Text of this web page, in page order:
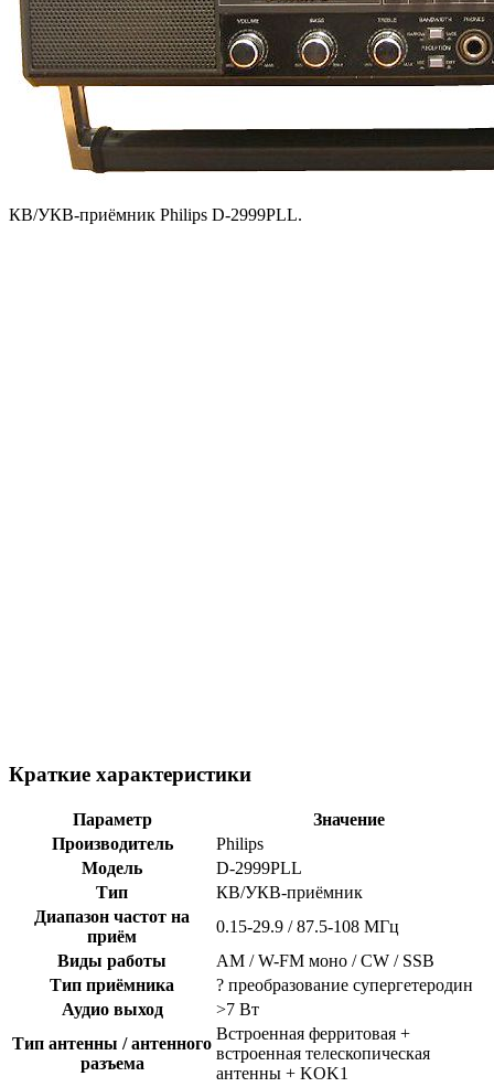
КВ/УКВ-приёмник Philips D-2999PLL.
Краткие характеристики
Параметр
Значение
Производитель
Philips
Модель
D-2999PLL
Тип
КВ/УКВ-приёмник
Диапазон частот на
приём
0.15-29.9 / 87.5-108 МГц
Виды работы
AM / W-FM моно / CW / SSB
Тип приёмника
? преобразование супергетеродин
Аудио выход
>7 Вт
Тип антенны / антенного
разъема
Встроенная ферритовая +
встроенная телескопическая
антенны + KOK1